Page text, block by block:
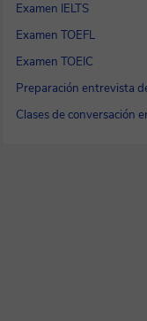
Examen IELTS
Examen TOEFL
Examen TOEIC
Preparación entrevista
Clases de conversación